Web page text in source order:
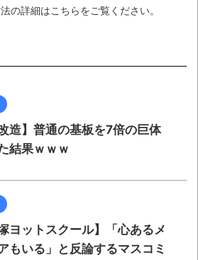
の詳細はこちらをご覧ください。
改造】普通の基板を7倍の巨体
結果ｗｗｗ
塚ヨットスクール】「心あるメ
もいる」と反論するマスコミ